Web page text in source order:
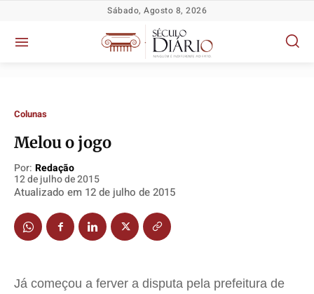
Política
Socioeconômicas
TV Século
Justiça
Segurança
Política
Socioeconômicas
TV Século
Justiça
Segurança
Política
Socioeconômicas
TV Século
Justiça
Segurança
Política
Socioeconômicas
TV Século
Justiça
Segurança
Sábado, Agosto 8, 2026
Colunas
Melou o jogo
Por: Redação
12 de julho de 2015
Atualizado em 12 de julho de 2015
Já começou a ferver a disputa pela prefeitura de